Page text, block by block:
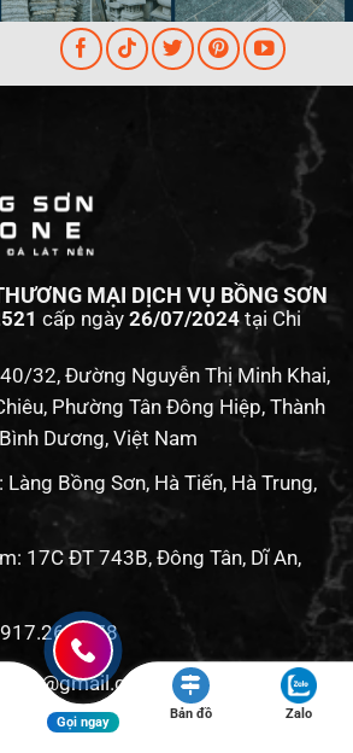
MẠI DỊCH VỤ BỒNG SƠN
cấp ngày 26/07/2024tại Chi
32, Đường Nguyễn Thị Minh Khai,
Phường Tân Đông Hiệp, Thành
Dương, Việt Nam
Bồng Sơn, Hà Tiến, Hà Trung,
17C ĐT 743B, Đông Tân, Dĩ An,
Gọi ngay
Bản đồ Zalo